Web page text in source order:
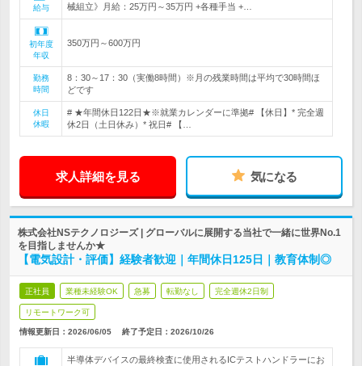
給与
械組立》月給：25万円～35万円 +各種手当 +…
初年度
年収
350万円～600万円
勤務
時間
8：30～17：30（実働8時間）※月の残業時間は平均で30時間ほ
どです
休日
休暇
# ★年間休日122日★※就業カレンダーに準拠# 【休日】* 完全週
休2日（土日休み）* 祝日# 【…
求人詳細を見る 気になる
株式会社NSテクノロジーズ | グローバルに展開する当社で一緒に世界No.1
を目指しませんか★
【電気設計・評価】経験者歓迎｜年間休日125日｜教育体制◎
正社員 業種未経験OK 急募 転勤なし 完全週休2日制
リモートワーク可
情報更新日：2026/06/05 終了予定日： 2026/10/26
半導体デバイスの最終検査に使用されるICテストハンドラーにお